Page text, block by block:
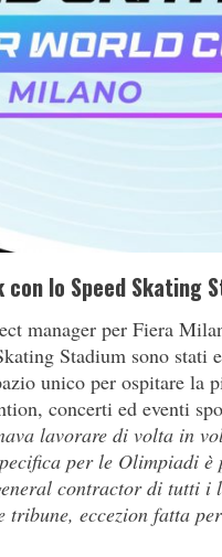
lo Speed Skating
manager per Fiera
Stadium sono
unico per ospitare la
concerti ed eventi
lavorare di volta in
per le Olimpiadi
contractor di tutti i
tribune, eccezion fatta